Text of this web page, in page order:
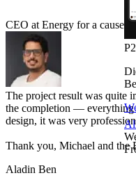
CEO at Energy for a cause
The project result was quite
the completion — everything
design, it was very
Thank you, Michael and the
Aladin Ben